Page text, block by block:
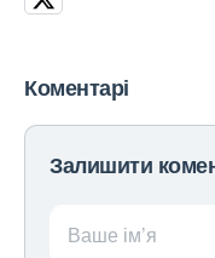
Коментарі
Залишити
Ваше ім’я